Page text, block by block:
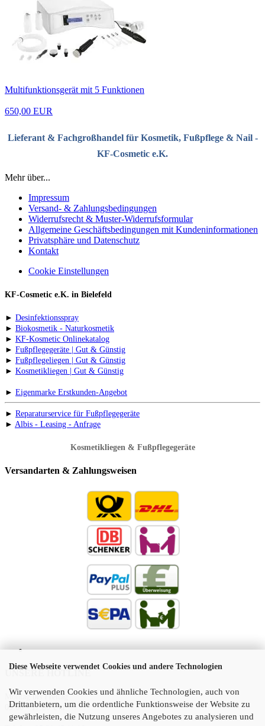
Diese Webseite verwendet Cookies und andere Technologien
Wir verwenden Cookies und ähnliche Technologien, auch von
Drittanbietern, um die ordentliche Funktionsweise der Website zu
gewährleisten, die Nutzung unseres Angebotes zu analysieren und
Multifunktionsgerät mit 5 Funktionen
650,00 EUR
Lieferant & Fachgroßhandel für Kosmetik, Fußpflege & Nail -
KF-Cosmetic e.K.
Mehr über...
Impressum
Versand- & Zahlungsbedingungen
Widerrufsrecht & Muster-Widerrufsformular
Allgemeine Geschäftsbedingungen mit Kundeninformationen
Privatsphäre und Datenschutz
Kontakt
Cookie Einstellungen
KF-Cosmetic e.K. in Bielefeld
► Desinfektionsspray
► Biokosmetik - Naturkosmetik
► KF-Kosmetic Onlinekatalog
► Fußpflegegeräte | Gut & Günstig
► Fußpflegeliegen | Gut & Günstig
► Kosmetikliegen | Gut & Günstig
► Eigenmarke Erstkunden-Angebot
► Reparaturservice für Fußpflegegeräte
► Albis - Leasing - Anfrage
Kosmetikliegen & Fußpflegegeräte
Versandarten & Zahlungsweisen
Montag bis Freitag
09:00 - 17:00 Uhr